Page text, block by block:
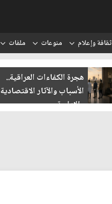
ثقافة وإعلام منوعات ملفات
هجرة الكفاءات العراقية..
الأسباب والآثار الاقتصادية
والإدارية